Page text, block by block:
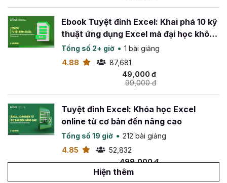
Ebook Tuyệt đỉnh Excel: Khai phá 10 kỹ
thuật ứng dụng Excel mà đại học không
dạy bạn
Tổng số 2+ giờ
1 bài giảng
4.88
87,681
49,000 đ
99,000 đ
Tuyệt đỉnh Excel: Khóa học Excel
online từ cơ bản đến nâng cao
Tổng số 19 giờ
212 bài giảng
4.85
52,832
499,000 đ
799,000 đ
Hiện thêm